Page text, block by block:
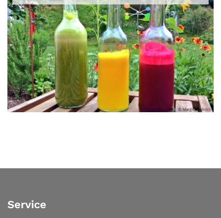
© Margit Haubrich
Service